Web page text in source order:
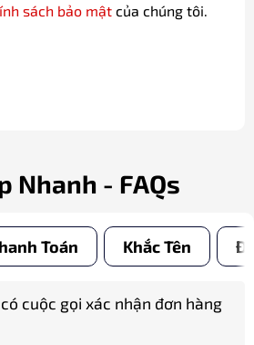
sách bảo mậtcủa chúng tôi.
Nhanh - FAQs
Toán Khắc Tên
cuộc gọi xác nhận đơn hàng